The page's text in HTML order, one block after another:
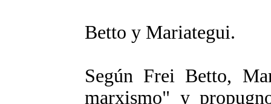
Betto y Mariategui.
Según Frei Betto,
marxismo" y